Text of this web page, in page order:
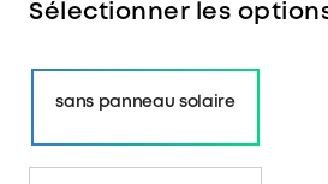
Sélectionner les
sans panneau solaire